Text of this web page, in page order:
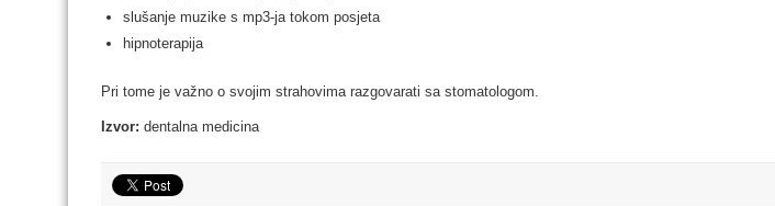
slušanje muzike s mp3-ja tokom posjeta
hipnoterapija
Pri tome je važno o svojim strahovima razgovarati sa stomatologom.
Izvor: dentalna medicina